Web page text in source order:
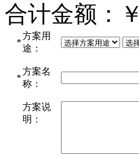
合计金额：￥
*
方案用
途：
*
方案名
称：
方案说
明：